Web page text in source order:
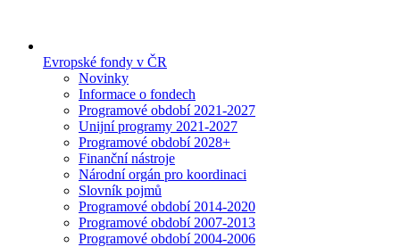
Evropské fondy v ČR
Novinky
Informace o fondech
Programové období 2021-2027
Unijní programy 2021-2027
Programové období 2028+
Finanční nástroje
Národní orgán pro koordinaci
Slovník pojmů
Programové období 2014-2020
Programové období 2007-2013
Programové období 2004-2006